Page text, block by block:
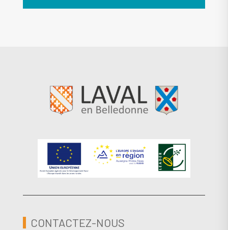
CONTACTEZ-NOUS